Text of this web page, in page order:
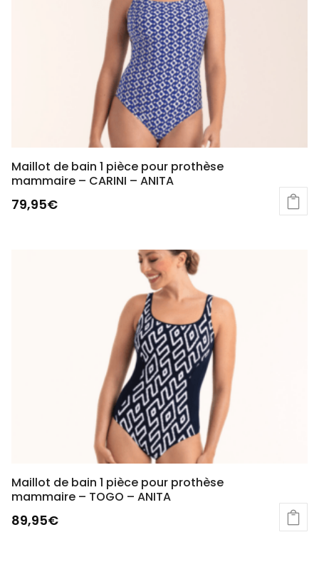
Maillot de bain 1 pièce pour prothèse
mammaire – CARINI – ANITA
79,95€
Maillot de bain 1 pièce pour prothèse
mammaire – TOGO – ANITA
89,95€